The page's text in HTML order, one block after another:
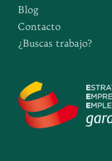
Blog
Contacto
¿Buscas trabajo?